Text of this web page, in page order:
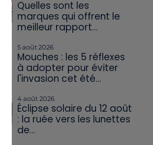
Quelles sont les
marques qui offrent le
meilleur rapport...
5 août 2026
Mouches : les 5 réflexes
à adopter pour éviter
l'invasion cet été...
4 août 2026
Éclipse solaire du 12 août
: la ruée vers les lunettes
de...